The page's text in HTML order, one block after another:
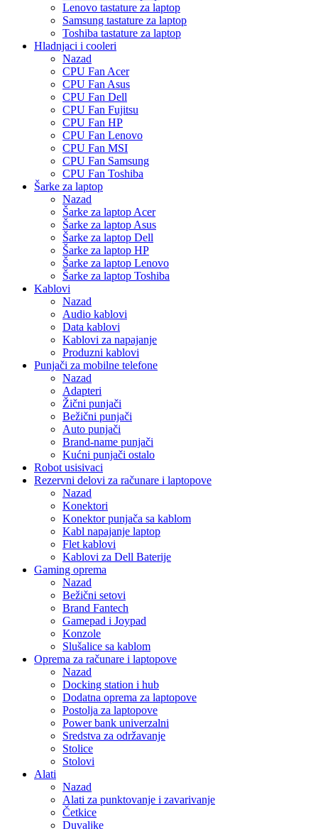
Lenovo tastature za laptop
Samsung tastature za laptop
Toshiba tastature za laptop
Hladnjaci i cooleri
Nazad
CPU Fan Acer
CPU Fan Asus
CPU Fan Dell
CPU Fan Fujitsu
CPU Fan HP
CPU Fan Lenovo
CPU Fan MSI
CPU Fan Samsung
CPU Fan Toshiba
Šarke za laptop
Nazad
Šarke za laptop Acer
Šarke za laptop Asus
Šarke za laptop Dell
Šarke za laptop HP
Šarke za laptop Lenovo
Šarke za laptop Toshiba
Kablovi
Nazad
Audio kablovi
Data kablovi
Kablovi za napajanje
Produzni kablovi
Punjači za mobilne telefone
Nazad
Adapteri
Žični punjači
Bežični punjači
Auto punjači
Brand-name punjači
Kućni punjači ostalo
Robot usisivaci
Rezervni delovi za računare i laptopove
Nazad
Konektori
Konektor punjača sa kablom
Kabl napajanje laptop
Flet kablovi
Kablovi za Dell Baterije
Gaming oprema
Nazad
Bežični setovi
Brand Fantech
Gamepad i Joypad
Konzole
Slušalice sa kablom
Oprema za računare i laptopove
Nazad
Docking station i hub
Dodatna oprema za laptopove
Postolja za laptopove
Power bank univerzalni
Sredstva za održavanje
Stolice
Stolovi
Alati
Nazad
Alati za punktovanje i zavarivanje
Četkice
Duvaljke